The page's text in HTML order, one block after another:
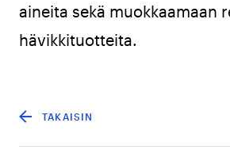
aineita sekä muokkaamaan
hävikkituotteita.
TAKAISIN